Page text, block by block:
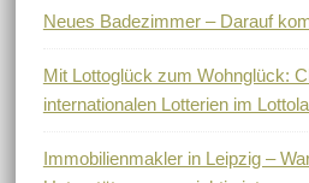
Neues Badezimmer – Darauf
Mit Lottoglück zum Wohnglück:
internationalen Lotterien im
Immobilienmakler in Leipzig –